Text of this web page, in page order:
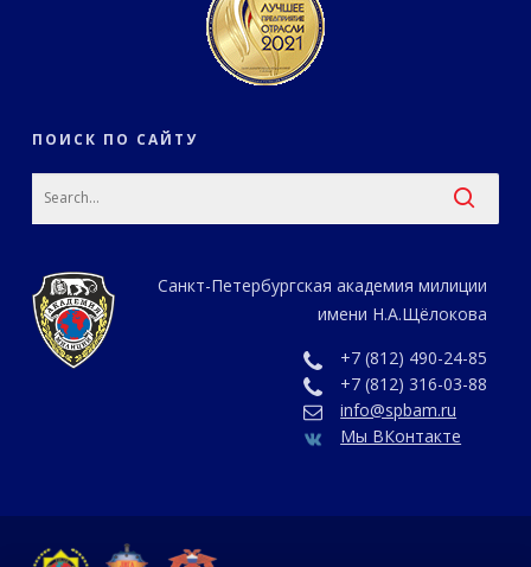
ПОИСК ПО САЙТУ
Санкт-Петербургская академия милиции
имени Н.А.Щёлокова
+7 (812) 490-24-85
+7 (812) 316-03-88
info@spbam.ru
Мы ВКонтакте